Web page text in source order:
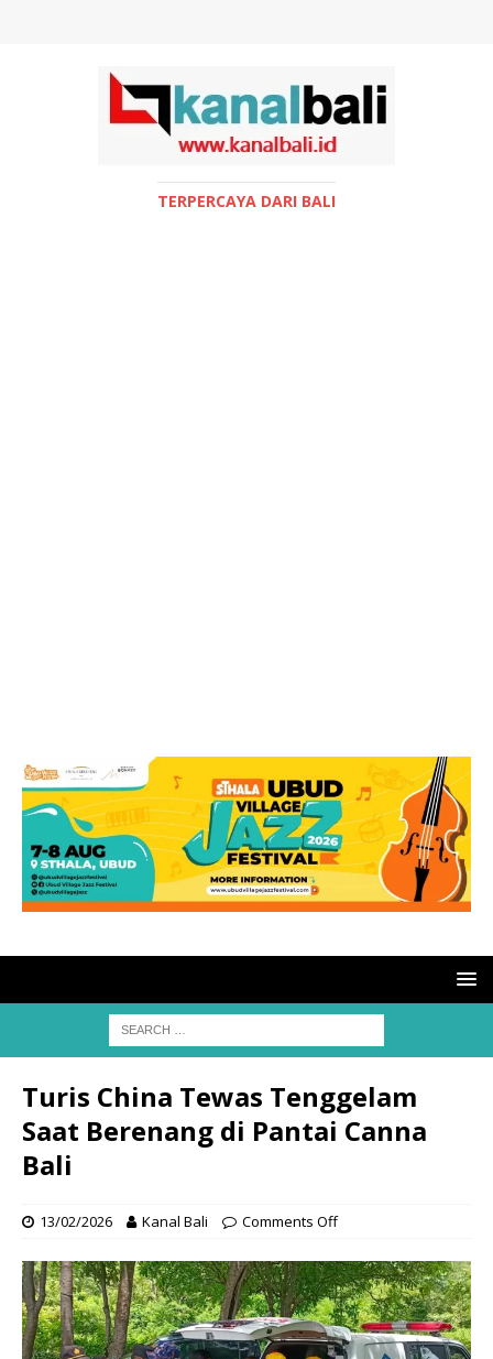
TERPERCAYA DARI BALI
Turis China Tewas Tenggelam
Saat Berenang di Pantai Canna
Bali
13/02/2026 Kanal Bali Comments Off